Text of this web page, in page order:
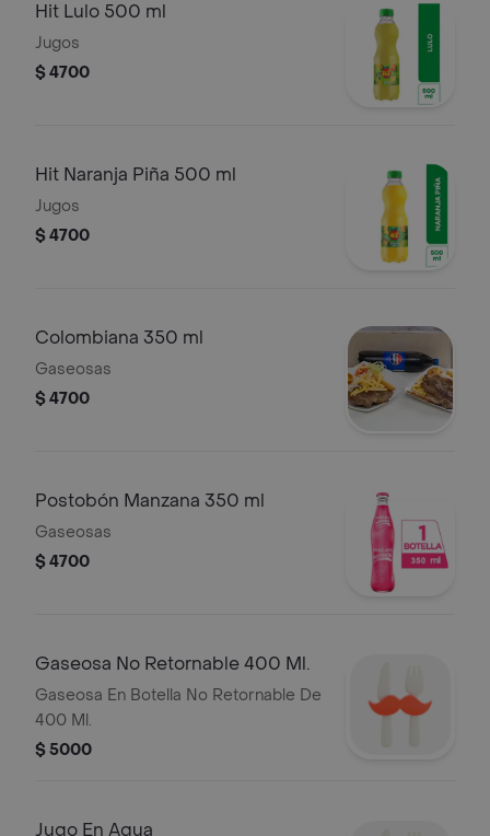
Hit Lulo 500 ml
Jugos
$ 4700
Hit Naranja Piña 500 ml
Jugos
$ 4700
Colombiana 350 ml
Gaseosas
$ 4700
Postobón Manzana 350 ml
Gaseosas
$ 4700
Gaseosa No Retornable 400 Ml.
Gaseosa En Botella No Retornable De
400 Ml.
$ 5000
Jugo En Agua